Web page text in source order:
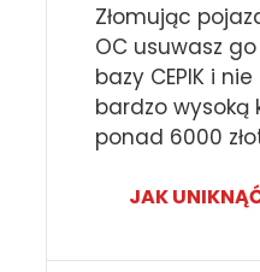
Złomując
OC usuwasz
bazy CEPIK i
bardzo wysoką
ponad 6000
JAK